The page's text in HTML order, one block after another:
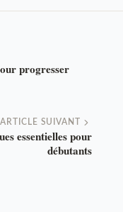
progresser
ARTICLE SUIVANT
essentielles pour
débutants